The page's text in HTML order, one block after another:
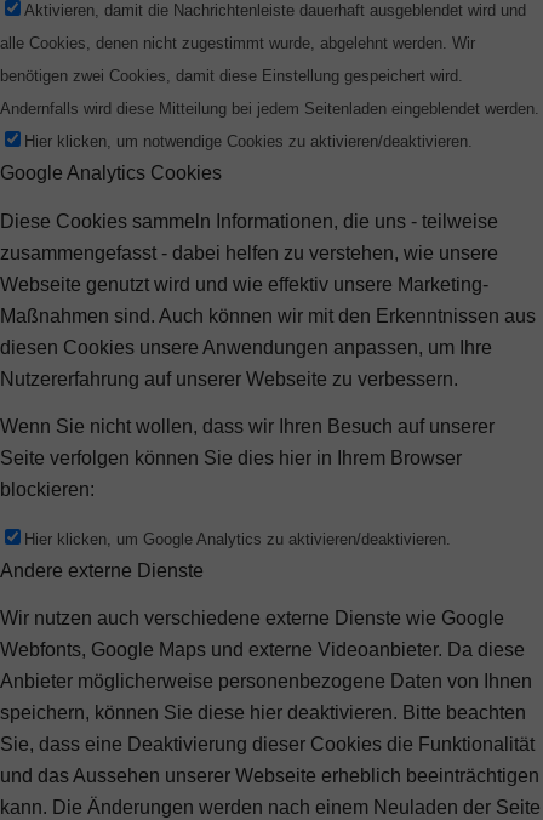
Aktivieren, damit die Nachrichtenleiste dauerhaft ausgeblendet wird und
alle Cookies, denen nicht zugestimmt wurde, abgelehnt werden. Wir
benötigen zwei Cookies, damit diese Einstellung gespeichert wird.
Andernfalls wird diese Mitteilung bei jedem Seitenladen eingeblendet werden.
Hier klicken, um notwendige Cookies zu aktivieren/deaktivieren.
Google Analytics Cookies
Diese Cookies sammeln Informationen, die uns - teilweise
zusammengefasst - dabei helfen zu verstehen, wie unsere
Webseite genutzt wird und wie effektiv unsere Marketing-
Maßnahmen sind. Auch können wir mit den Erkenntnissen aus
diesen Cookies unsere Anwendungen anpassen, um Ihre
Nutzererfahrung auf unserer Webseite zu verbessern.
Wenn Sie nicht wollen, dass wir Ihren Besuch auf unserer
Seite verfolgen können Sie dies hier in Ihrem Browser
blockieren:
Hier klicken, um Google Analytics zu aktivieren/deaktivieren.
Andere externe Dienste
Wir nutzen auch verschiedene externe Dienste wie Google
Webfonts, Google Maps und externe Videoanbieter. Da diese
Anbieter möglicherweise personenbezogene Daten von Ihnen
speichern, können Sie diese hier deaktivieren. Bitte beachten
Sie, dass eine Deaktivierung dieser Cookies die Funktionalität
und das Aussehen unserer Webseite erheblich beeinträchtigen
kann. Die Änderungen werden nach einem Neuladen der Seite